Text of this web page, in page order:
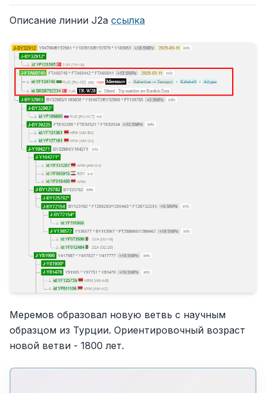
Описание линии J2a ссылка
Меремов образовал новую ветвь с научным
образцом из Турции. Ориентировочный возраст
новой ветви - 1800 лет.